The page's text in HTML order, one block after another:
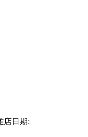
店日期: